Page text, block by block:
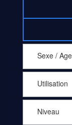
Sexe / Age
Utilisation
Niveau